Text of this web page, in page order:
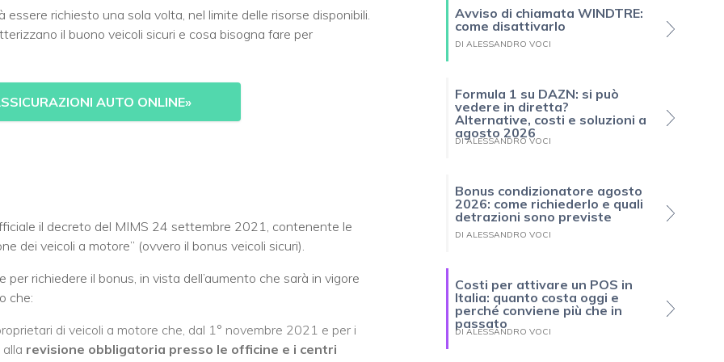
essere richiesto una sola volta, nel limite delle risorse disponibili.
il buono veicoli sicuri e cosa bisogna fare per
AUTO ONLINE»
il decreto del MIMS 24 settembre 2021, contenente le
dei veicoli a motore” (ovvero il bonus veicoli sicuri).
richiedere il bonus, in vista dell’aumento che sarà in vigore
che:
di veicoli a motore che, dal 1° novembre 2021 e per i
revisione obbligatoria presso le officine e i centri
Avviso di chiamata WINDTRE:
come disattivarlo
DI ALESSANDRO VOCI
Formula 1 su DAZN: si può
vedere in diretta?
Alternative, costi e soluzioni a
agosto 2026
DI ALESSANDRO VOCI
Bonus condizionatore agosto
2026: come richiederlo e quali
detrazioni sono previste
DI ALESSANDRO VOCI
Costi per attivare un POS in
Italia: quanto costa oggi e
perché conviene più che in
passato
DI ALESSANDRO VOCI